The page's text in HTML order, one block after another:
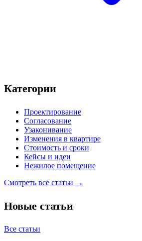
Категории
Проектирование
Согласование
Узаконивание
Изменения в квартире
Стоимость и сроки
Кейсы и идеи
Нежилое помещение
Смотреть все статьи →
Новые статьи
Все статьи